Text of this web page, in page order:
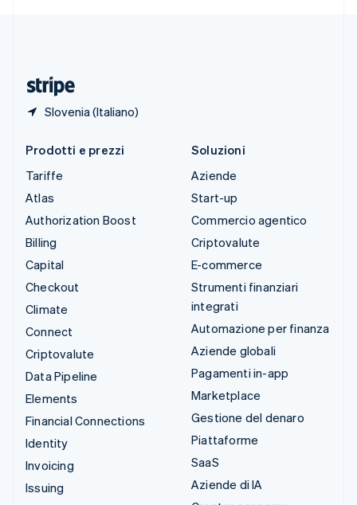
Slovenia (Italiano)
Prodotti e prezzi
Tariffe
Atlas
Authorization Boost
Billing
Capital
Checkout
Climate
Connect
Criptovalute
Data Pipeline
Elements
Financial Connections
Identity
Invoicing
Issuing
Soluzioni
Aziende
Start-up
Commercio agentico
Criptovalute
E-commerce
Strumenti finanziari
integrati
Automazione per finanza
Aziende globali
Pagamenti in-app
Marketplace
Gestione del denaro
Piattaforme
SaaS
Aziende di IA